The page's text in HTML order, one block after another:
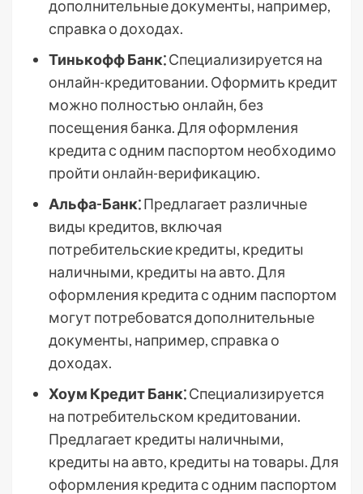
дополнительные документы, например,
справка о доходах.
Тинькофф Банк⁚Специализируется на
онлайн-кредитовании. Оформить кредит
можно полностью онлайн, без
посещения банка. Для оформления
кредита с одним паспортом необходимо
пройти онлайн-верификацию.
Альфа-Банк⁚Предлагает различные
виды кредитов, включая
потребительские кредиты, кредиты
наличными, кредиты на авто. Для
оформления кредита с одним паспортом
могут потребоватся дополнительные
документы, например, справка о
доходах.
Хоум Кредит Банк⁚Специализируется
на потребительском кредитовании.
Предлагает кредиты наличными,
кредиты на авто, кредиты на товары. Для
оформления кредита с одним паспортом